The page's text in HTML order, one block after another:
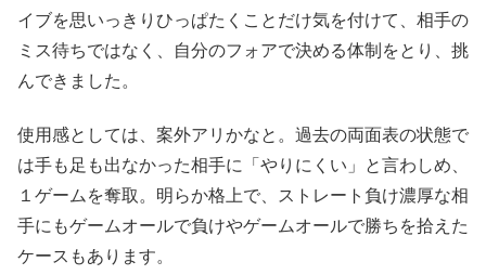
イブを思いっきりひっぱたくことだけ気を付けて、相手の
ミス待ちではなく、自分のフォアで決める体制をとり、挑
んできました。
使用感としては、案外アリかなと。過去の両面表の状態で
は手も足も出なかった相手に「やりにくい」と言わしめ、
１ゲームを奪取。明らか格上で、ストレート負け濃厚な相
手にもゲームオールで負けやゲームオールで勝ちを拾えた
ケースもあります。